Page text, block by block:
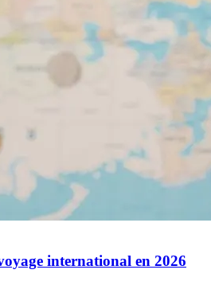
international en 2026